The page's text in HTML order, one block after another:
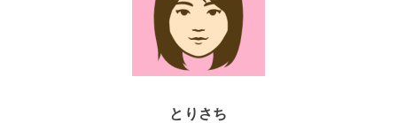
とりさち